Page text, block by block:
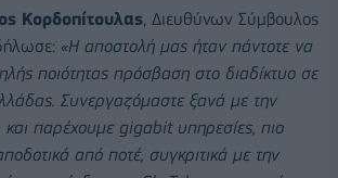
Κορδοπίτουλας, Διευθύνων Σύμβουλος
«Η αποστολή μας ήταν πάντοτε να
ποιότητας πρόσβαση στο διαδίκτυο σε
Συνεργαζόμαστε ξανά με την
παρέχουμε gigabit υπηρεσίες, πιο
από ποτέ, συγκριτικά με την